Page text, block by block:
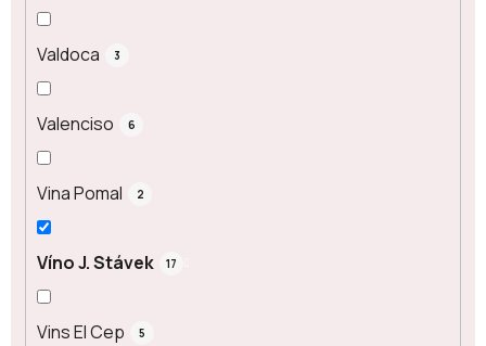
Valdoca 3
Valenciso 6
Vina Pomal 2
Víno J. Stávek 17
Vins El Cep 5